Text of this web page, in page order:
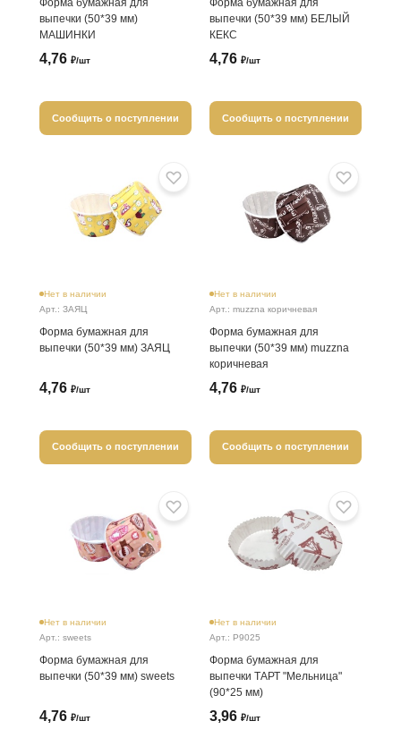
Форма бумажная для
выпечки (50*39 мм)
МАШИНКИ
4,76 ₽/шт
Сообщить о поступлении
Форма бумажная для
выпечки (50*39 мм) БЕЛЫЙ
КЕКС
4,76 ₽/шт
Сообщить о поступлении
Нет в наличии
Арт.: ЗАЯЦ
Форма бумажная для
выпечки (50*39 мм) ЗАЯЦ
4,76 ₽/шт
Сообщить о поступлении
Нет в наличии
Арт.: muzzna коричневая
Форма бумажная для
выпечки (50*39 мм) muzzna
коричневая
4,76 ₽/шт
Сообщить о поступлении
Нет в наличии
Арт.: sweets
Форма бумажная для
выпечки (50*39 мм) sweets
4,76 ₽/шт
Нет в наличии
Арт.: P9025
Форма бумажная для
выпечки ТАРТ "Мельница"
(90*25 мм)
3,96 ₽/шт